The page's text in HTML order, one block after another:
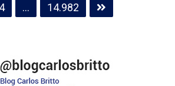
4 … 14.982